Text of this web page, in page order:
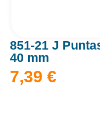
851-21 J
40 mm
7,39 €